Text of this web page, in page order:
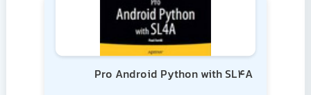
Pro Android Python with SL4A